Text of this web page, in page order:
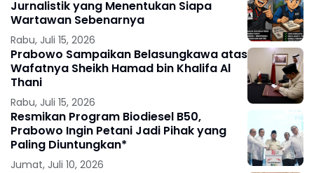
Jurnalistik yang Menentukan Siapa
Wartawan Sebenarnya
Rabu, Juli 15, 2026
Prabowo Sampaikan Belasungkawa atas
Wafatnya Sheikh Hamad bin Khalifa Al
Thani
Rabu, Juli 15, 2026
Resmikan Program Biodiesel B50,
Prabowo Ingin Petani Jadi Pihak yang
Paling Diuntungkan*
Jumat, Juli 10, 2026